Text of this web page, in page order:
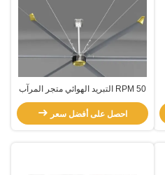
50 RPM التبريد الهوائي متجر المرآب
HVL مروحة السقف الصناعية
احصل على أفضل سعر